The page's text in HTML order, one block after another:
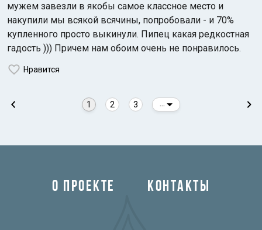
мужем завезли в якобы самое классное место и
накупили мы всякой всячины, попробовали - и 70%
купленного просто выкинули. Пипец какая редкостная
гадость ))) Причем нам обоим очень не понравилось.
Нравится
1 2 3
О ПРОЕКТЕ КОНТАКТЫ